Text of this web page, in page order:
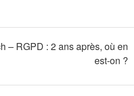
– RGPD : 2 ans après, où en
est-on ?